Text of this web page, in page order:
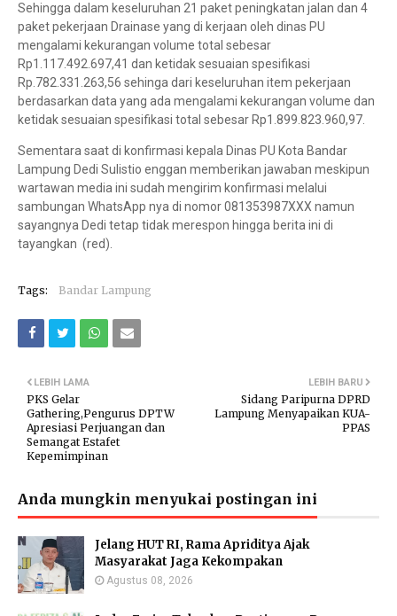
Sehingga dalam keseluruhan 21 paket peningkatan jalan dan 4
paket pekerjaan Drainase yang di kerjaan oleh dinas PU
mengalami kekurangan volume total sebesar
Rp1.117.492.697,41 dan ketidak sesuaian spesifikasi
Rp.782.331.263,56 sehinga dari keseluruhan item pekerjaan
berdasarkan data yang ada mengalami kekurangan volume dan
ketidak sesuaian spesifikasi total sebesar Rp1.899.823.960,97.
Sementara saat di konfirmasi kepala Dinas PU Kota Bandar
Lampung Dedi Sulistio enggan memberikan jawaban meskipun
wartawan media ini sudah mengirim konfirmasi melalui
sambungan WhatsApp nya di nomor 081353987XXX namun
sayangnya Dedi tetap tidak merespon hingga berita ini di
tayangkan (red).
Tags: Bandar Lampung
LEBIH BARU
Sidang Paripurna DPRD
Lampung Menyapaikan KUA-
PPAS
LEBIH LAMA
PKS Gelar
Gathering,Pengurus DPTW
Apresiasi Perjuangan dan
Semangat Estafet
Kepemimpinan
Anda mungkin menyukai postingan ini
Jelang HUT RI, Rama Apriditya Ajak
Masyarakat Jaga Kekompakan
Agustus 08, 2026